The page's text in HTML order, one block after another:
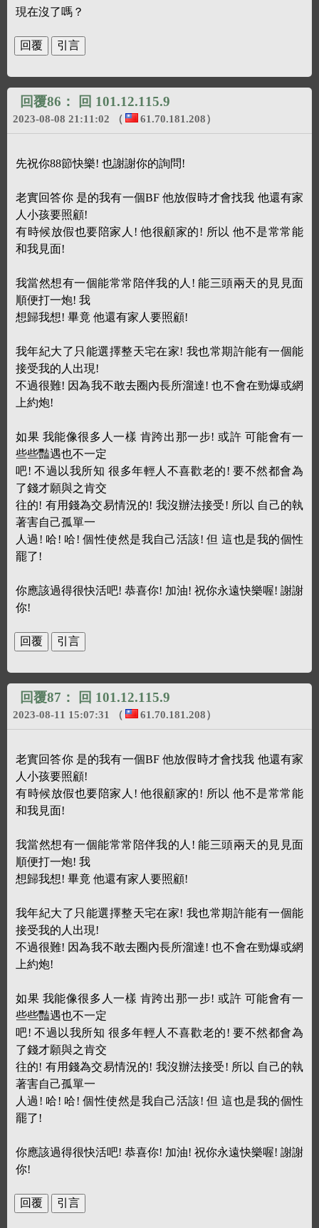
現在沒了嗎？
回覆86： 回 101.12.115.9
2023-08-08 21:11:02 （ 61.70.181.208）
先祝你88節快樂! 也謝謝你的詢問!
老實回答你 是的我有一個BF 他放假時才會找我 他還有家
人小孩要照顧!
有時候放假也要陪家人! 他很顧家的! 所以 他不是常常能
和我見面!
我當然想有一個能常常陪伴我的人! 能三頭兩天的見見面
順便打一炮! 我
想歸我想! 畢竟 他還有家人要照顧!
我年紀大了只能選擇整天宅在家! 我也常期許能有一個能
接受我的人出現!
不過很難! 因為我不敢去圈內長所溜達! 也不會在勁爆或網
上約炮!
如果 我能像很多人一樣 肯跨出那一步! 或許 可能會有一
些些豔遇也不一定
吧! 不過以我所知 很多年輕人不喜歡老的! 要不然都會為
了錢才願與之肯交
往的! 有用錢為交易情況的! 我沒辦法接受! 所以 自己的執
著害自己孤單一
人過! 哈! 哈! 個性使然是我自己活該! 但 這也是我的個性
罷了!
你應該過得很快活吧! 恭喜你! 加油! 祝你永遠快樂喔! 謝謝
你!
回覆87： 回 101.12.115.9
2023-08-11 15:07:31 （ 61.70.181.208）
老實回答你 是的我有一個BF 他放假時才會找我 他還有家
人小孩要照顧!
有時候放假也要陪家人! 他很顧家的! 所以 他不是常常能
和我見面!
我當然想有一個能常常陪伴我的人! 能三頭兩天的見見面
順便打一炮! 我
想歸我想! 畢竟 他還有家人要照顧!
我年紀大了只能選擇整天宅在家! 我也常期許能有一個能
接受我的人出現!
不過很難! 因為我不敢去圈內長所溜達! 也不會在勁爆或網
上約炮!
如果 我能像很多人一樣 肯跨出那一步! 或許 可能會有一
些些豔遇也不一定
吧! 不過以我所知 很多年輕人不喜歡老的! 要不然都會為
了錢才願與之肯交
往的! 有用錢為交易情況的! 我沒辦法接受! 所以 自己的執
著害自己孤單一
人過! 哈! 哈! 個性使然是我自己活該! 但 這也是我的個性
罷了!
你應該過得很快活吧! 恭喜你! 加油! 祝你永遠快樂喔! 謝謝
你!